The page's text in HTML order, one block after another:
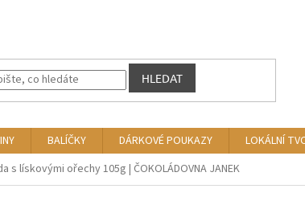
HLEDAT
BALÍČKY DÁRKOVÉ POUKAZY LOKÁLNÍ
s lískovými ořechy 105g | ČOKOLÁDOVNA JANEK